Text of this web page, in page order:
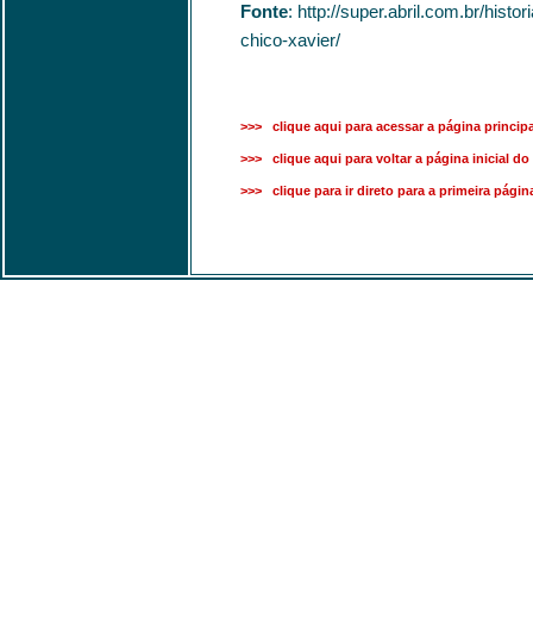
Fonte: http://super.abril.com.br/
chico-xavier/
>>> clique aqui para acessar a página
>>> clique aqui para voltar a página inicial do
>>> clique para ir direto para a primeira